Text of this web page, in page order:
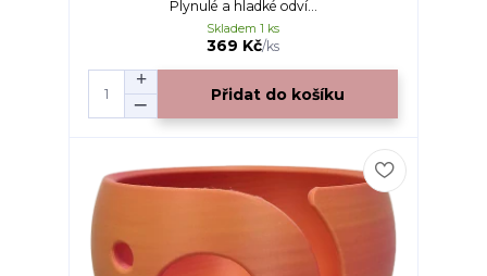
Plynulé a hladké odví...
369 Kč/ks
Skladem 1 ks
Přidat do košíku